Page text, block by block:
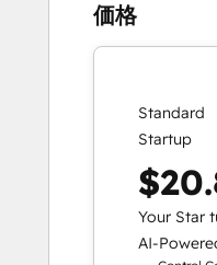
価格
Standard
Startup
Your Star
AI-